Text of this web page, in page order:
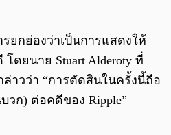
ยกย่องว่าเป็นการแสดงให้
ดยนาย Stuart Alderoty ที่
ล่าวว่า “การตัดสินในครั้งนี้ถือ
วก) ต่อคดีของ Ripple”